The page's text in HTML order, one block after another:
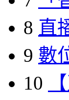
8 直
9 數
10